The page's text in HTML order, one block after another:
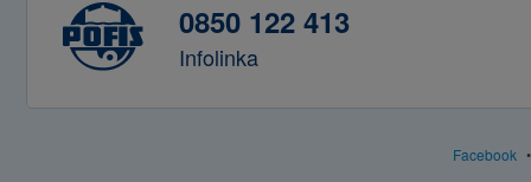
0850 122 413
Infolinka
Facebook